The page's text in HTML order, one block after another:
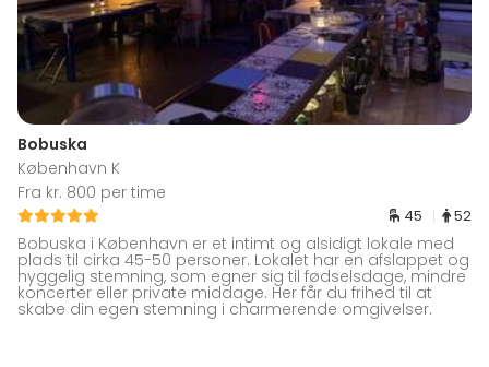
Bobuska
København K
Fra kr. 800 per time
45 52
Bobuska i København er et intimt og alsidigt lokale med
plads til cirka 45-50 personer. Lokalet har en afslappet og
hyggelig stemning, som egner sig til fødselsdage, mindre
koncerter eller private middage. Her får du frihed til at
skabe din egen stemning i charmerende omgivelser.